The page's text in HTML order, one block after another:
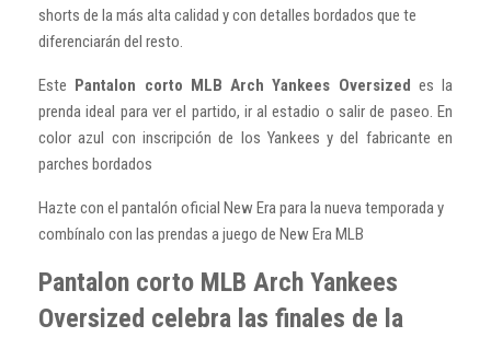
shorts de la más alta calidad y con detalles bordados que te
diferenciarán del resto.
Este Pantalon corto MLB Arch Yankees Oversized es la
prenda ideal para ver el partido, ir al estadio o salir de paseo. En
color azul con inscripción de los Yankees y del fabricante en
parches bordados
Hazte con el pantalón oficial New Era para la nueva temporada y
combínalo con las prendas a juego de New Era MLB
Pantalon corto MLB Arch Yankees
Oversized celebra las finales de la